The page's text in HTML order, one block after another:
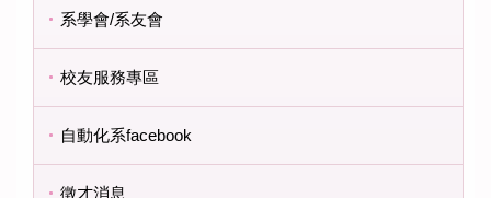
系學會/系友會
校友服務專區
自動化系facebook
徵才消息